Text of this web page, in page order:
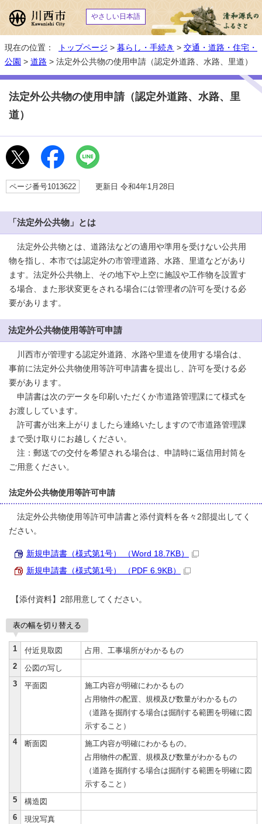
やさしい日本語
現在の位置： トップページ > 暮らし・手続き > 交通・道路・住宅・
公園 > 道路 > 法定外公共物の使用申請（認定外道路、水路、里道）
法定外公共物の使用申請（認定外道路、水路、里
道）
ページ番号1013622 更新日 令和4年1月28日
「法定外公共物」とは
法定外公共物とは、道路法などの適用や準用を受けない公共用
物を指し、本市では認定外の市管理道路、水路、里道などがあり
ます。法定外公共物上、その地下や上空に施設や工作物を設置す
る場合、また形状変更をされる場合には管理者の許可を受ける必
要があります。
法定外公共物使用等許可申請
川西市が管理する認定外道路、水路や里道を使用する場合は、
事前に法定外公共物使用等許可申請書を提出し、許可を受ける必
要があります。
申請書は次のデータを印刷いただくか市道路管理課にて様式を
お渡ししています。
許可書が出来上がりましたら連絡いたしますので市道路管理課
まで受け取りにお越しください。
注：郵送での交付を希望される場合は、申請時に返信用封筒を
ご用意ください。
法定外公共物使用等許可申請
法定外公共物使用等許可申請書と添付資料を各々2部提出してく
ださい。
新規申請書（様式第1号） （Word 18.7KB）
新規申請書（様式第1号） （PDF 6.9KB）
【添付資料】2部用意してください。
表の幅を切り替える
1 付近見取図
占用、工事場所がわかるもの
2
公図の写し
3
平面図
施工内容が明確にわかるもの
占用物件の配置、規模及び数量がわかるもの
（道路を掘削する場合は掘削する範囲を明確に図
示すること）
4
断面図
施工内容が明確にわかるもの。
占用物件の配置、規模及び数量がわかるもの
（道路を掘削する場合は掘削する範囲を明確に図
示すること）
5
構造図
6
現況写真